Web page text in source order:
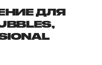
ДЛЯ